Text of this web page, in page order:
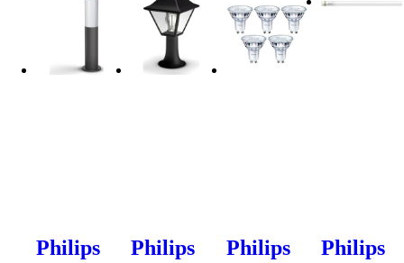
Philips
Philips
Philips
Philips